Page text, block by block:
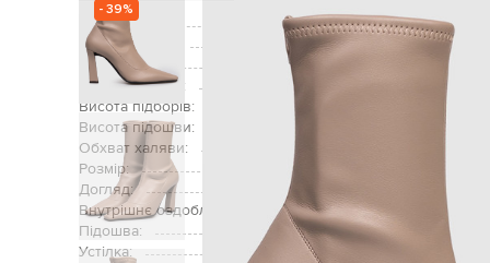
- 39%
Склад:
Виробництво:
Колір:
Висота халяви:
Висота підборів:
Висота підошви:
Обхват халяви:
Розмір:
Догляд:
Внутрішнє оздоблення:
Підошва:
Устілка: